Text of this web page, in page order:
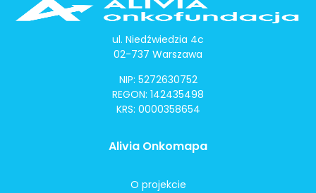
ul. Niedźwiedzia 4c
02-737 Warszawa
NIP: 5272630752
REGON: 142435498
KRS: 0000358654
Alivia Onkomapa
O projekcie